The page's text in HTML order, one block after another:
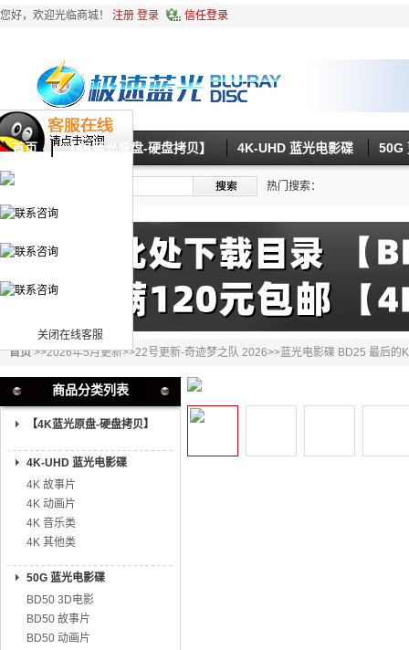
关闭在线客服
您好，欢迎光临商城！ 注册 登录 信任登录
首页 【4K蓝光原盘-硬盘拷贝】 4K-UHD 蓝光电影碟 50G
热门搜索：
首页>>2026年5月更新>>22号更新-奇迹梦之队 2026>>蓝光电影碟 BD25 最后的
商品分类列表
【4K蓝光原盘-硬盘拷贝】
4K-UHD 蓝光电影碟
4K 故事片
4K 动画片
4K 音乐类
4K 其他类
50G 蓝光电影碟
BD50 3D电影
BD50 故事片
BD50 动画片